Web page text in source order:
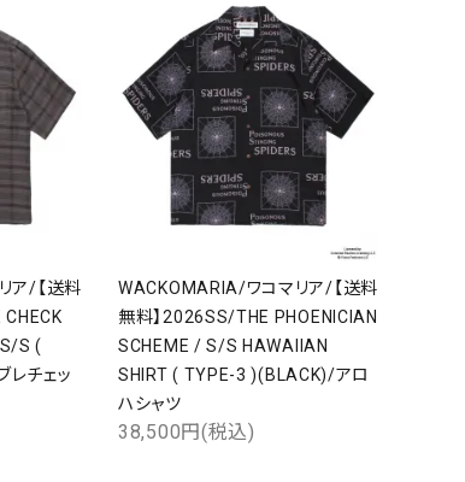
ア/【送料
S (
チェッ
WACKOMARIA/ワコマリア/【送料
無料】2026SS/THE PHOENICIAN
SCHEME / S/S HAWAIIAN
SHIRT ( TYPE-3 )(BLACK)/アロ
ハシャツ
38,500円(税込)